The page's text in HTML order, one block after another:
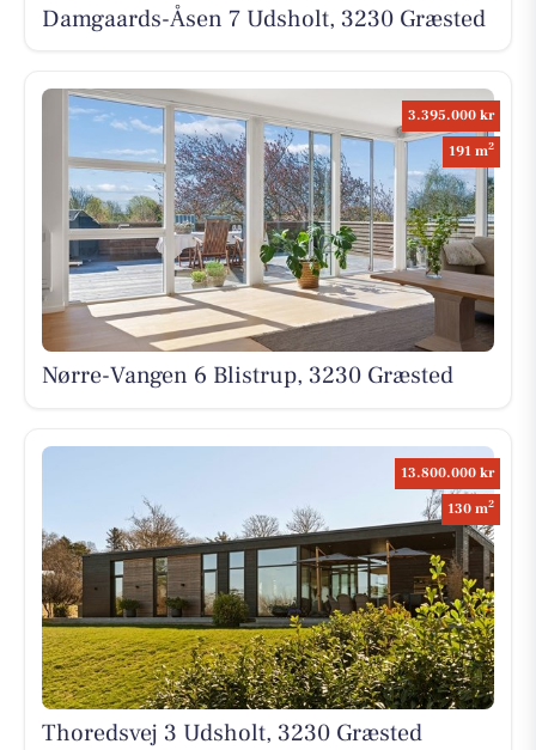
Damgaards-Åsen 7 Udsholt, 3230 Græsted
3.395.000 kr
191 m2
Nørre-Vangen 6 Blistrup, 3230 Græsted
13.800.000 kr
130 m2
Thoredsvej 3 Udsholt, 3230 Græsted